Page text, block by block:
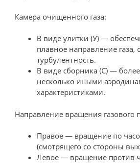
Камера очищенного газа:
В виде улитки (У) —
плавное направление газа,
турбулентность.
В виде сборника (С) —
несколько иными
характеристиками.
Направление вращения газового
Правое — вращение по
(смотрящего со стороны
Левое — вращение против